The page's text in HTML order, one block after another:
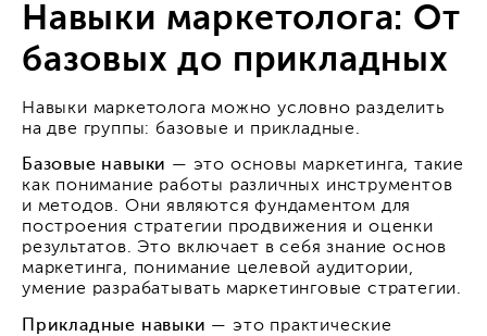
Навыки маркетолога: От
базовых до прикладных
Навыки маркетолога можно условно разделить
на две группы: базовые и прикладные.
Базовые навыки — это основы маркетинга, такие
как понимание работы различных инструментов
и методов. Они являются фундаментом для
построения стратегии продвижения и оценки
результатов. Это включает в себя знание основ
маркетинга, понимание целевой аудитории,
умение разрабатывать маркетинговые стратегии.
Прикладные навыки — это практические